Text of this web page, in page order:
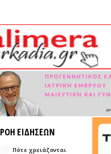
ΡΟΗ ΕΙΔΗΣΕΩΝ
Πότε χρειάζονται